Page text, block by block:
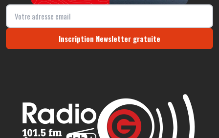
Inscription Newsletter gratuite